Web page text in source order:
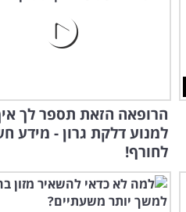
הרופאה הזאת תספר לך
למנוע דלקת גרון - מידע
לחורף!